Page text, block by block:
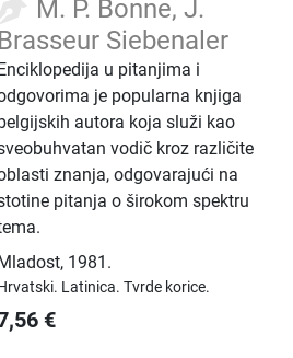
M. P. Bonne, J.
Brasseur Siebenaler
Enciklopedija u pitanjima i
je popularna knjiga
belgijskih autora koja služi kao
vodič kroz različite
znanja, odgovarajući na
pitanja o širokom spektru
Mladost, 1981.
Latinica.Tvrde korice.
€